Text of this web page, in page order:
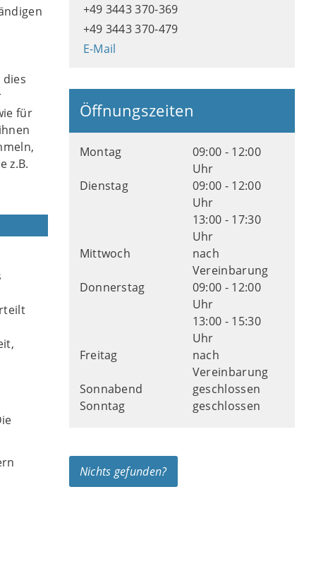
für
z.B.
+49 3443 370-369
+49 3443 370-479
E-Mail
Öffnungszeiten
Montag
09:00 - 12:00
Uhr
Dienstag
09:00 - 12:00
Uhr
13:00 - 17:30
Uhr
Mittwoch
nach
Vereinbarung
Donnerstag
09:00 - 12:00
Uhr
13:00 - 15:30
Uhr
Freitag
nach
Vereinbarung
Sonnabend
geschlossen
Sonntag
geschlossen
Nichts gefunden?